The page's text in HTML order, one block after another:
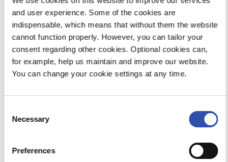
and user experience. Some of the cookies are
indispensable, which means that without them the website
cannot function properly. However, you can tailor your
consent regarding other cookies. Optional cookies can,
for example, help us maintain and improve our website.
You can change your cookie settings at any time.
Selection
Necessary
Preferences
tekemiseen ja rahoituksensa järjestämiseen,
Roivainen jatkaa.
VR myy huutokaupalla 29 InterCity-
junavaunua ja 22 ns. sinistä vaunua eli
vanhempaa pikajuna- ja makuuvaunua, jotka on
matkustajaliikenteestä .
Huutokauppaan osallistuvien toimijoiden
tulevasta julkisesta ostoliikenteen